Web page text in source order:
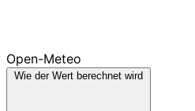
Open-Meteo
Wie der Wert berechnet wird